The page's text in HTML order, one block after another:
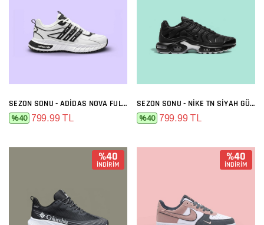
SEZON SONU - ADIDAS NOVA FULL BEYAZ
%40 799.99 TL
SEZON SONU - NIKE TN SIYAH GÜMÜŞ
%40 799.99 TL
%40
İNDİRİM
%40
İNDİRİM